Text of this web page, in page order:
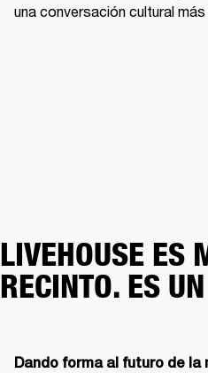
una conversación cultural más
LIVEHOUSE ES
RECINTO. ES
Dando forma al futuro de la